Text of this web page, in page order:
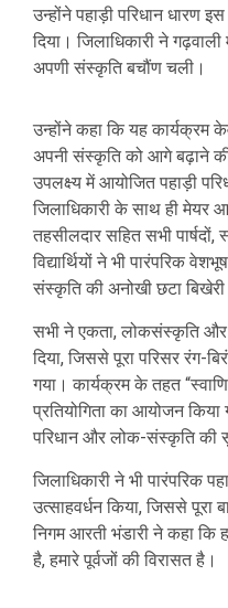
उन्होंने पहाड़ी परिधान धारण
दिया। जिलाधिकारी ने
अपणी संस्कृति बचौंण चली।
उन्होंने कहा कि यह कार्यक्रम
अपनी संस्कृति को आगे बढ़ाने
उपलक्ष्य में आयोजित पहाड़ी
जिलाधिकारी के साथ ही मेयर
तहसीलदार सहित सभी
विद्यार्थियों ने भी पारंपरिक
संस्कृति की अनोखी छटा
सभी ने एकता, लोकसंस्कृति और
दिया, जिससे पूरा परिसर रंग-
गया। कार्यक्रम के तहत “स्वाणि
प्रतियोगिता का आयोजन किया
परिधान और लोक-संस्कृति
जिलाधिकारी ने भी पारंपरिक
उत्साहवर्धन किया, जिससे पूरा
निगम आरती भंडारी ने कहा कि
है, हमारे पूर्वजों की विरासत है।